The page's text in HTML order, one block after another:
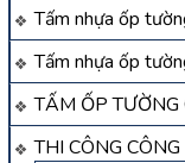
Tấm nhựa ốp
Tấm nhựa ốp
TẤM ỐP TƯỜNG
THI CÔNG